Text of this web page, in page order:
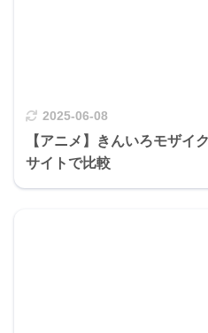
2025-06-08
【アニメ】きんいろモザイ
サイトで比較